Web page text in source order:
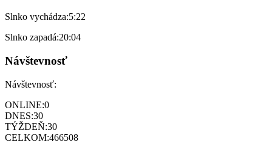
Slnko vychádza:5:22
Slnko zapadá:20:04
Návštevnosť
Návštevnosť:
ONLINE:0
DNES:30
TÝŽDEŇ:30
CELKOM:466508